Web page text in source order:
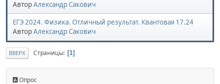
АвторАлександр Сакович
ЕГЭ 2024. Физика. Отличный результат. Квантовая 17.24
АвторАлександр Сакович
ВВЕРХ Страницы 1
Опрос